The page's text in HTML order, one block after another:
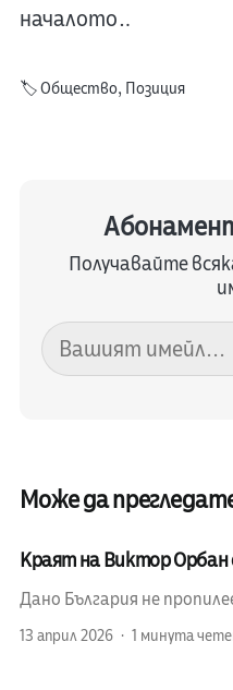
началото…
🏷️Общество, Позиция
Получавайте
Може да
Краят на Виктор Орбан
Дано България не
13 април 2026 1 минута